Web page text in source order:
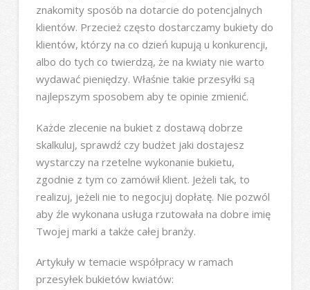
znakomity sposób na dotarcie do potencjalnych
klientów. Przecież często dostarczamy bukiety do
klientów, którzy na co dzień kupują u konkurencji,
albo do tych co twierdzą, że na kwiaty nie warto
wydawać pieniędzy. Właśnie takie przesyłki są
najlepszym sposobem aby te opinie zmienić.
Każde zlecenie na bukiet z dostawą dobrze
skalkuluj, sprawdź czy budżet jaki dostajesz
wystarczy na rzetelne wykonanie bukietu,
zgodnie z tym co zamówił klient. Jeżeli tak, to
realizuj, jeżeli nie to negocjuj dopłatę. Nie pozwól
aby źle wykonana usługa rzutowała na dobre imię
Twojej marki a także całej branży.
Artykuły w temacie współpracy w ramach
przesyłek bukietów kwiatów: